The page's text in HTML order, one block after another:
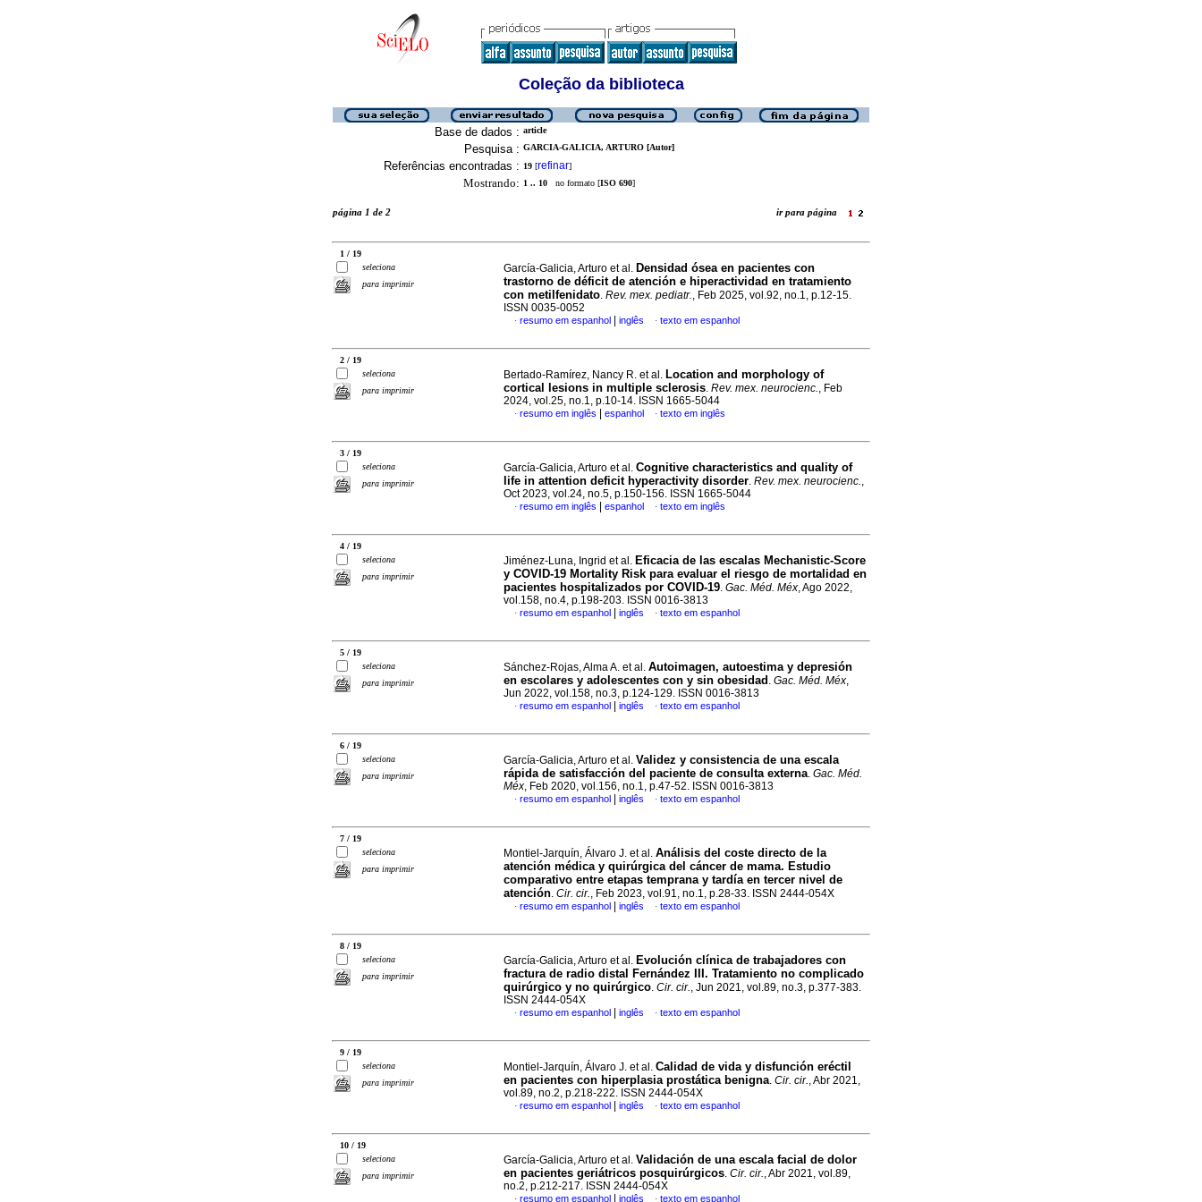
Coleção da biblioteca
Base de dados : article
Pesquisa : GARCIA-GALICIA, ARTURO [Autor]
Referências encontradas : 19 [refinar]
Mostrando: 1 .. 10 no formato [ISO 690]
página 1 de 2 ir para página
1 / 19
seleciona
para imprimir
García-Galicia, Arturo et al. Densidad ósea en pacientes con
trastorno de déficit de atención e hiperactividad en tratamiento
con metilfenidato. Rev. mex. pediatr., Feb 2025, vol.92, no.1, p.12-15.
ISSN 0035-0052
· resumo em espanhol inglês · texto em espanhol
2 / 19
seleciona
para imprimir
Bertado-Ramírez, Nancy R. et al. Location and morphology of
cortical lesions in multiple sclerosis. Rev. mex. neurocienc., Feb
2024, vol.25, no.1, p.10-14. ISSN 1665-5044
· resumo em inglês espanhol · texto em inglês
3 / 19
seleciona
para imprimir
García-Galicia, Arturo et al. Cognitive characteristics and quality of
life in attention deficit hyperactivity disorder. Rev. mex. neurocienc.,
Oct 2023, vol.24, no.5, p.150-156. ISSN 1665-5044
· resumo em inglês espanhol · texto em inglês
4 / 19
seleciona
para imprimir
Jiménez-Luna, Ingrid et al. Eficacia de las escalas Mechanistic-Score
y COVID-19 Mortality Risk para evaluar el riesgo de mortalidad en
pacientes hospitalizados por COVID-19. Gac. Méd. Méx, Ago 2022,
vol.158, no.4, p.198-203. ISSN 0016-3813
· resumo em espanhol inglês · texto em espanhol
5 / 19
seleciona
para imprimir
Sánchez-Rojas, Alma A. et al. Autoimagen, autoestima y depresión
en escolares y adolescentes con y sin obesidad . Gac. Méd. Méx,
Jun 2022, vol.158, no.3, p.124-129. ISSN 0016-3813
· resumo em espanhol inglês · texto em espanhol
6 / 19
seleciona
para imprimir
García-Galicia, Arturo et al. Validez y consistencia de una escala
rápida de satisfacción del paciente de consulta externa. Gac. Méd.
Méx, Feb 2020, vol.156, no.1, p.47-52. ISSN 0016-3813
· resumo em espanhol inglês · texto em espanhol
7 / 19
seleciona
para imprimir
Montiel-Jarquín, Álvaro J. et al. Análisis del coste directo de la
atención médica y quirúrgica del cáncer de mama. Estudio
comparativo entre etapas temprana y tardía en tercer nivel de
atención. Cir. cir., Feb 2023, vol.91, no.1, p.28-33. ISSN 2444-054X
· resumo em espanhol inglês · texto em espanhol
8 / 19
seleciona
para imprimir
García-Galicia, Arturo et al. Evolución clínica de trabajadores con
fractura de radio distal Fernández III. Tratamiento no complicado
quirúrgico y no quirúrgico. Cir. cir., Jun 2021, vol.89, no.3, p.377-383.
ISSN 2444-054X
· resumo em espanhol inglês · texto em espanhol
9 / 19
seleciona
para imprimir
Montiel-Jarquín, Álvaro J. et al. Calidad de vida y disfunción eréctil
en pacientes con hiperplasia prostática benigna. Cir. cir., Abr 2021,
vol.89, no.2, p.218-222. ISSN 2444-054X
· resumo em espanhol inglês · texto em espanhol
10 / 19
seleciona
para imprimir
García-Galicia, Arturo et al. Validación de una escala facial de dolor
en pacientes geriátricos posquirúrgicos. Cir. cir., Abr 2021, vol.89,
no.2, p.212-217. ISSN 2444-054X
· resumo em espanhol inglês · texto em espanhol